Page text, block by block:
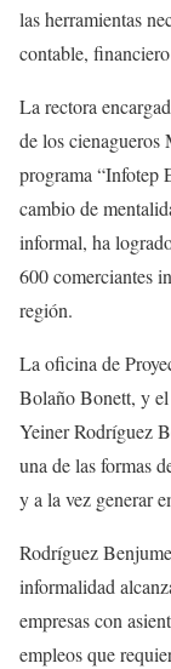
las herramientas
contable,
La rectora
de los cienagueros
programa “Infotep
cambio de
informal, ha
600 comerciantes
región.
La oficina de
Bolaño Bonett, y
Yeiner Rodríguez
una de las formas
y a la vez generar
Rodríguez
informalidad
empresas con
empleos que